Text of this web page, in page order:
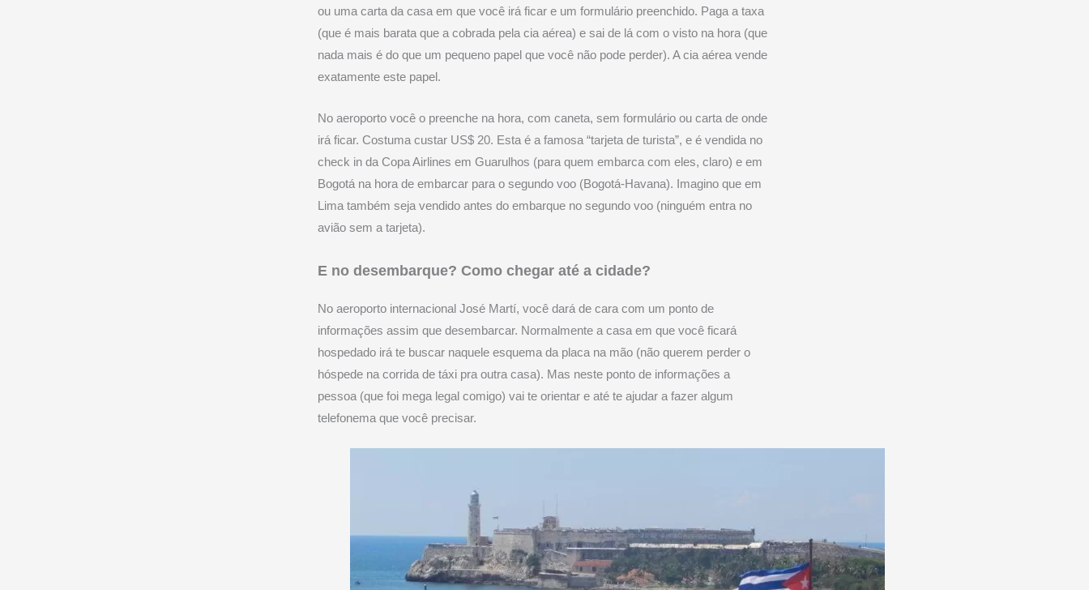
ou uma carta da casa em que você irá ficar e um formulário preenchido. Paga a taxa
(que é mais barata que a cobrada pela cia aérea) e sai de lá com o visto na hora (que
nada mais é do que um pequeno papel que você não pode perder). A cia aérea vende
exatamente este papel.
No aeroporto você o preenche na hora, com caneta, sem formulário ou carta de onde
irá ficar. Costuma custar US$ 20. Esta é a famosa “tarjeta de turista”, e é vendida no
check in da Copa Airlines em Guarulhos (para quem embarca com eles, claro) e em
Bogotá na hora de embarcar para o segundo voo (Bogotá-Havana). Imagino que em
Lima também seja vendido antes do embarque no segundo voo (ninguém entra no
avião sem a tarjeta).
E no desembarque? Como chegar até a cidade?
No aeroporto internacional José Martí, você dará de cara com um ponto de
informações assim que desembarcar. Normalmente a casa em que você ficará
hospedado irá te buscar naquele esquema da placa na mão (não querem perder o
hóspede na corrida de táxi pra outra casa). Mas neste ponto de informações a
pessoa (que foi mega legal comigo) vai te orientar e até te ajudar a fazer algum
telefonema que você precisar.